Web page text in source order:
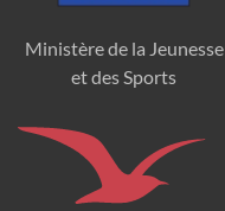
Ministère de la Jeunesse
et des Sports